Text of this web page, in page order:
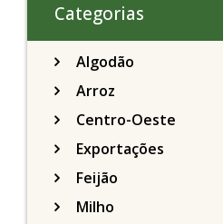
Categorias
Algodão
Arroz
Centro-Oeste
Exportações
Feijão
Milho